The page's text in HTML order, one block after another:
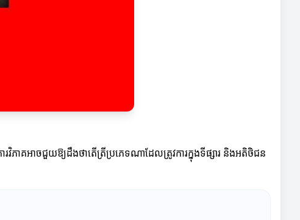
រវិភាគអាចជួយឱ្យដឹងថាតើត្រីប្រភេទណាដែលត្រូវការក្នុងទីផ្សារ និងអតិថិជន